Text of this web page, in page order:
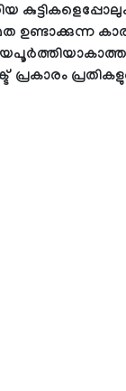
ഉണ്ടാക്കുന്ന